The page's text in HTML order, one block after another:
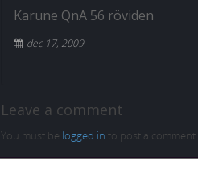
Karune QnA 56 röviden
dec 17, 2009
Leave a comment
You must be logged in to post a comment.